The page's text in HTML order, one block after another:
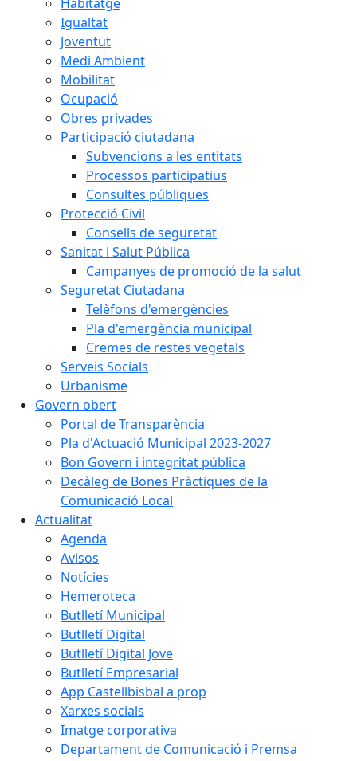
Igualtat
Joventut
Medi Ambient
Mobilitat
Ocupació
Obres privades
Participació ciutadana
Subvencions a les entitats
Processos participatius
Consultes públiques
Protecció Civil
Consells de seguretat
Sanitat i Salut Pública
Campanyes de promoció de la salut
Seguretat Ciutadana
Telèfons d'emergències
Pla d'emergència municipal
Cremes de restes vegetals
Serveis Socials
Urbanisme
Govern obert
Portal de Transparència
Pla d'Actuació Municipal 2023-2027
Bon Govern i integritat pública
Decàleg de Bones Pràctiques de la
Comunicació Local
Actualitat
Agenda
Avisos
Notícies
Hemeroteca
Butlletí Municipal
Butlletí Digital
Butlletí Digital Jove
Butlletí Empresarial
App Castellbisbal a prop
Xarxes socials
Imatge corporativa
Departament de Comunicació i Premsa